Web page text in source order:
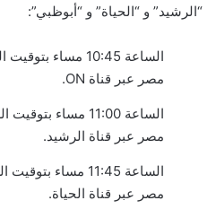
“الرشيد” و “الحياة” و “أبوظبي”:
مصر عبر قناة ON.
مصر عبر قناة الرشيد.
مصر عبر قناة الحياة.